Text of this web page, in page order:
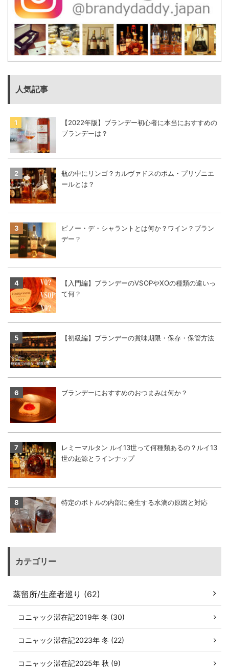
人気記事
【2022年版】ブランデー初心者に本当におすすめの
ブランデーは？
瓶の中にリンゴ？カルヴァドスのポム・プリゾニエ
ールとは？
ピノー・デ・シャラントとは何か？ワイン？ブラン
デー？
【入門編】ブランデーのVSOPやXOの種類の違いっ
て何？
【初級編】ブランデーの賞味期限・保存・保管方法
ブランデーにおすすめのおつまみは何か？
レミーマルタン ルイ13世って何種類あるの？ルイ13
世の起源とラインナップ
特定のボトルの内部に発生する水滴の原因と対応
カテゴリー
蒸留所/生産者巡り (62)
コニャック滞在記2019年 冬 (30)
コニャック滞在記2023年 冬 (22)
コニャック滞在記2025年 秋 (9)